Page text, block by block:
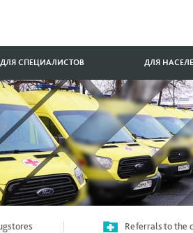
ДЛЯ СПЕЦИАЛИСТОВ ДЛЯ
Referrals to the